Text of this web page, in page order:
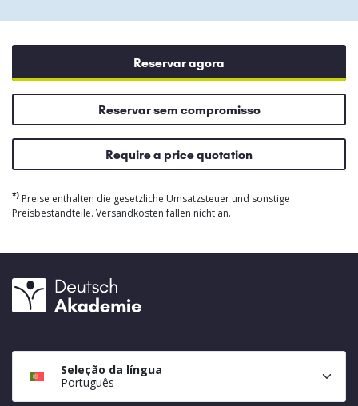
Reservar agora
Reservar sem compromisso
Require a price quotation
*) Preise enthalten die gesetzliche Umsatzsteuer und sonstige
Preisbestandteile. Versandkosten fallen nicht an.
Seleção da língua
Português